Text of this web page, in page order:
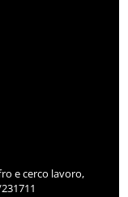
e cerco lavoro,